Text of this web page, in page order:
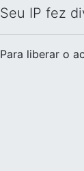
Seu IP fez
Para liberar o